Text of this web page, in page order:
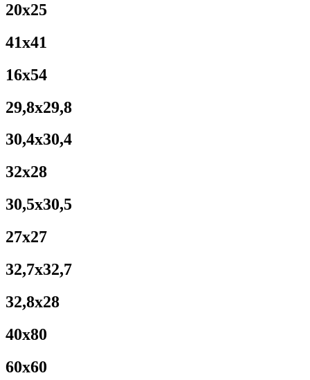
20x25
41x41
16x54
29,8x29,8
30,4x30,4
32x28
30,5x30,5
27x27
32,7x32,7
32,8x28
40x80
60x60